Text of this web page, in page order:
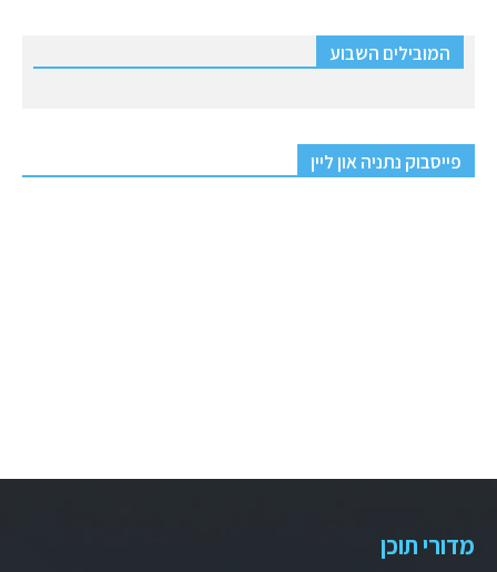
המובילים השבוע
פייסבוק נתניה און ליין
מדורי תוכן